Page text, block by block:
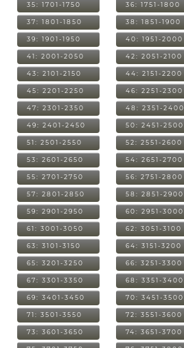
35: 1701-1750 36: 1751-1800
37: 1801-1850 38: 1851-1900
39: 1901-1950 40: 1951-2000
41: 2001-2050 42: 2051-2100
43: 2101-2150 44: 2151-2200
45: 2201-2250 46: 2251-2300
47: 2301-2350 48: 2351-2400
49: 2401-2450 50: 2451-2500
51: 2501-2550 52: 2551-2600
53: 2601-2650 54: 2651-2700
55: 2701-2750 56: 2751-2800
57: 2801-2850 58: 2851-2900
59: 2901-2950 60: 2951-3000
61: 3001-3050 62: 3051-3100
63: 3101-3150 64: 3151-3200
65: 3201-3250 66: 3251-3300
67: 3301-3350 68: 3351-3400
69: 3401-3450 70: 3451-3500
71: 3501-3550 72: 3551-3600
73: 3601-3650 74: 3651-3700